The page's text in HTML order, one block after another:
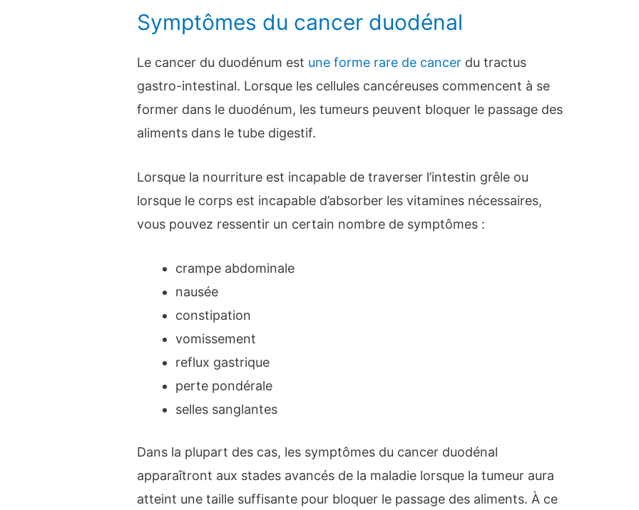
Symptômes du cancer duodénal
Le cancer du duodénum est une forme rare de cancer du tractus
gastro-intestinal. Lorsque les cellules cancéreuses commencent à se
former dans le duodénum, les tumeurs peuvent bloquer le passage des
aliments dans le tube digestif.
Lorsque la nourriture est incapable de traverser l’intestin grêle ou
lorsque le corps est incapable d’absorber les vitamines nécessaires,
vous pouvez ressentir un certain nombre de symptômes :
crampe abdominale
nausée
constipation
vomissement
reflux gastrique
perte pondérale
selles sanglantes
Dans la plupart des cas, les symptômes du cancer duodénal
apparaîtront aux stades avancés de la maladie lorsque la tumeur aura
atteint une taille suffisante pour bloquer le passage des aliments. À ce